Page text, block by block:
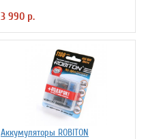
3 990 р.
Аккумуляторы ROBITON